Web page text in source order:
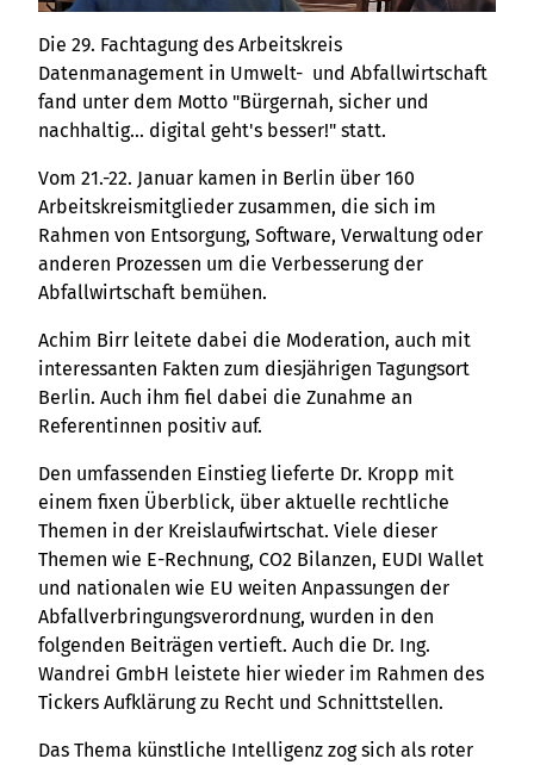
Die 29. Fachtagung des Arbeitskreis
Datenmanagement in Umwelt- und Abfallwirtschaft
fand unter dem Motto "Bürgernah, sicher und
nachhaltig... digital geht's besser!" statt.
Vom 21.-22. Januar kamen in Berlin über 160
Arbeitskreismitglieder zusammen, die sich im
Rahmen von Entsorgung, Software, Verwaltung oder
anderen Prozessen um die Verbesserung der
Abfallwirtschaft bemühen.
Achim Birr leitete dabei die Moderation, auch mit
interessanten Fakten zum diesjährigen Tagungsort
Berlin. Auch ihm fiel dabei die Zunahme an
Referentinnen positiv auf.
Den umfassenden Einstieg lieferte Dr. Kropp mit
einem fixen Überblick, über aktuelle rechtliche
Themen in der Kreislaufwirtschat. Viele dieser
Themen wie E-Rechnung, CO2 Bilanzen, EUDI Wallet
und nationalen wie EU weiten Anpassungen der
Abfallverbringungsverordnung, wurden in den
folgenden Beiträgen vertieft. Auch die Dr. Ing.
Wandrei GmbH leistete hier wieder im Rahmen des
Tickers Aufklärung zu Recht und Schnittstellen.
Das Thema künstliche Intelligenz zog sich als roter